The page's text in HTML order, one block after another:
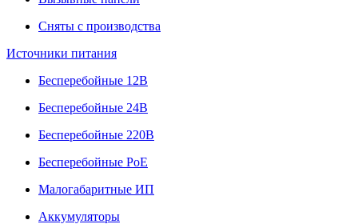
Сняты с производства
Источники питания
Бесперебойные 12В
Бесперебойные 24В
Бесперебойные 220В
Бесперебойные PoE
Малогабаритные ИП
Аккумуляторы